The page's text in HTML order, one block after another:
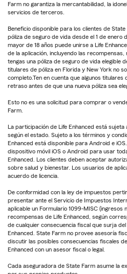
Farm no garantiza la mercantabilidad, la
servicios de terceros.
Beneficio disponible para los clientes de
póliza de seguro de vida desde el 1 de enero
mayor de 18 años puede unirse a Life
de la aplicación, incluyendo las
tengas una póliza de seguro de vida elegible
titulares de póliza en Florida y New York no
completo.Ten en cuenta que algunos
retraso antes de que una nueva póliza sea
Esto no es una solicitud para comprar o
Farm.
La participación de Life Enhanced está
según el estado. Sujeto a los términos y
Enhanced está disponible para Android e
dispositivo móvil iOS o Android para usar
Enhanced. Los clientes deben aceptar
sobre salud y bienestar. Los usuarios de
acuerdo de licencia.
De conformidad con la ley de impuestos
presentar ante el Servicio de Impuestos
aplicable un Formulario 1099-MISC (ingresos
recompensas de Life Enhanced, según
de cualquier consecuencia fiscal que surja
Enhanced. State Farm no provee asesoría
discutir las posibles consecuencias fiscales
Enhanced con un asesor fiscal o legal.
Cada aseguradora de State Farm asume la